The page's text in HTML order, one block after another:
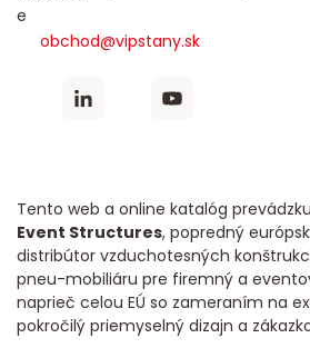
Tento web a online katalóg
Event Structures, popredný
distribútor vzduchotesných
pneu-mobiliáru pre firemný a
naprieč celou EÚ so zameraním na
pokročilý priemyselný dizajn a
obchod@vipstany.sk